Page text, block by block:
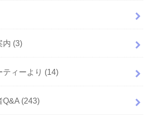
内 (3)
ティーより (14)
Q&A (243)